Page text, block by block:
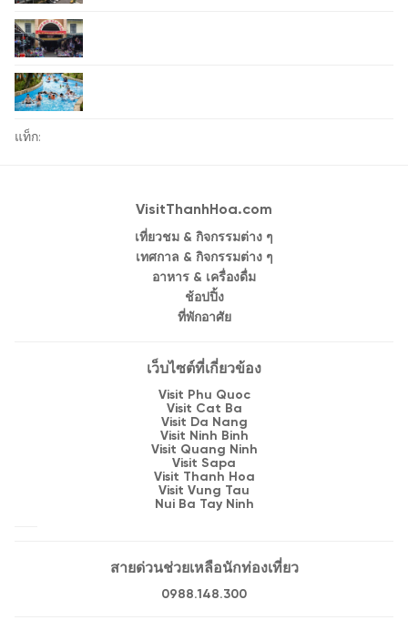
แท็ก:
VisitThanhHoa.com
เที่ยวชม & กิจกรรมต่าง ๆ
เทศกาล & กิจกรรมต่าง ๆ
อาหาร & เครื่องดื่ม
ช้อปปิ้ง
ที่พักอาศัย
เว็บไซต์ที่เกี่ยวข้อง
Visit Phu Quoc
Visit Cat Ba
Visit Da Nang
Visit Ninh Binh
Visit Quang Ninh
Visit Sapa
Visit Thanh Hoa
Visit Vung Tau
Nui Ba Tay Ninh
สายด่วนช่วยเหลือนักท่องเที่ยว
0988.148.300